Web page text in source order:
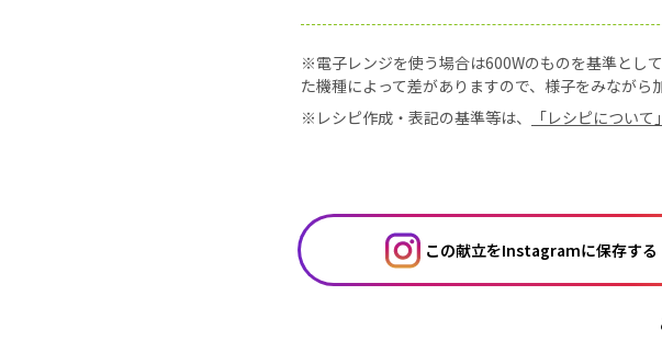
※電子レンジを使う場合は600Wのものを基準とし
た機種によって差がありますので、様子をみながら
※レシピ作成・表記の基準等は、
「レシピについて」
この献立をInstagramに保存する